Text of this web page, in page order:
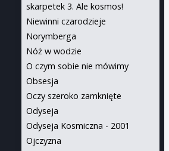
skarpetek 3. Ale kosmos!
Niewinni czarodzieje
Norymberga
Nóż w wodzie
O czym sobie nie mówimy
Obsesja
Oczy szeroko zamknięte
Odyseja
Odyseja Kosmiczna - 2001
Ojczyzna